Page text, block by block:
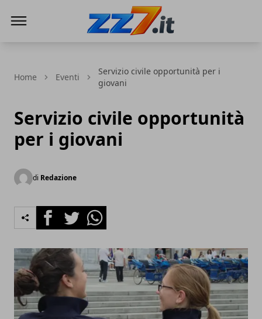
Home Eventi
Servizio civile opportunità per i
giovani
Servizio civile opportunità
per i giovani
di Redazione
FacebookTwitterWhatsapp